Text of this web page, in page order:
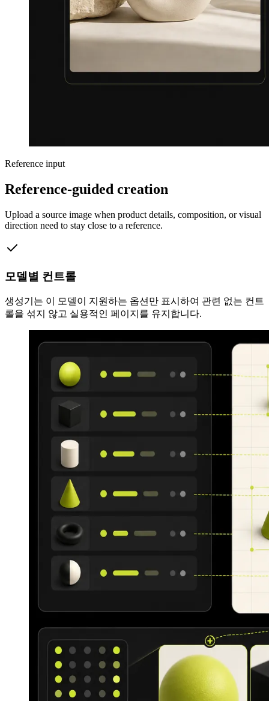
Reference input
Reference-guided creation
Upload a source image when product details, composition, or visual
direction need to stay close to a reference.
모델별 컨트롤
생성기는 이 모델이 지원하는 옵션만 표시하여 관련 없는 컨트
롤을 섞지 않고 실용적인 페이지를 유지합니다.